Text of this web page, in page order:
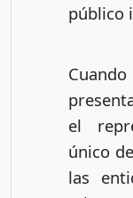
público
el
único
las